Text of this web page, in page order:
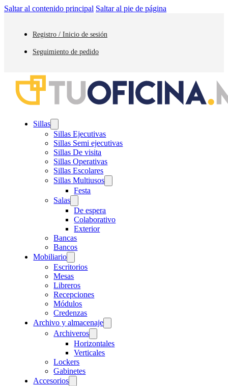
Saltar al contenido principal Saltar al pie de página
Registro / Inicio de sesión
Seguimiento de pedido
Sillas
Sillas Ejecutivas
Sillas Semi ejecutivas
Sillas De visita
Sillas Operativas
Sillas Escolares
Sillas Multiusos
Festa
Salas
De espera
Colaborativo
Exterior
Bancas
Bancos
Mobiliario
Escritorios
Mesas
Libreros
Recepciones
Módulos
Credenzas
Archivo y almacenaje
Archiveros
Horizontales
Verticales
Lockers
Gabinetes
Accesorios